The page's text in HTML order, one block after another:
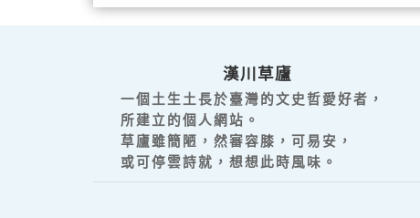
漢川草廬
一個土生土長於臺灣的文史哲愛好者，
所建立的個人網站。
草廬雖簡陋，然審容膝，可易安，
或可停雲詩就，想想此時風味。